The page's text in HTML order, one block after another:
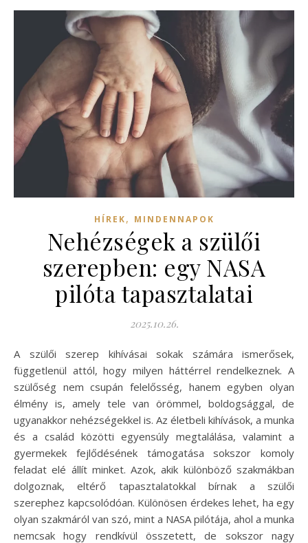
HÍREK, MINDENNAPOK
Nehézségek a szülői
szerepben: egy NASA
pilóta tapasztalatai
2025.10.26.
A szülői szerep kihívásai sokak számára ismerősek,
függetlenül attól, hogy milyen háttérrel rendelkeznek. A
szülőség nem csupán felelősség, hanem egyben olyan
élmény is, amely tele van örömmel, boldogsággal, de
ugyanakkor nehézségekkel is. Az életbeli kihívások, a munka
és a család közötti egyensúly megtalálása, valamint a
gyermekek fejlődésének támogatása sokszor komoly
feladat elé állít minket. Azok, akik különböző szakmákban
dolgoznak, eltérő tapasztalatokkal bírnak a szülői
szerephez kapcsolódóan. Különösen érdekes lehet, ha egy
olyan szakmáról van szó, mint a NASA pilótája, ahol a munka
nemcsak hogy rendkívül összetett, de sokszor nagy